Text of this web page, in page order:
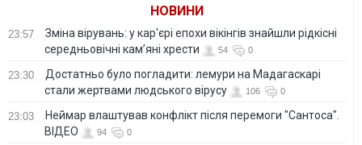
НОВИНИ
23:57
Зміна вірувань: у кар'єрі епохи вікінгів знайшли рідкісні
середньовічні кам’яні хрести
54 0
23:30
Достатньо було погладити: лемури на Мадагаскарі
стали жертвами людського вірусу
106 0
23:03
Неймар влаштував конфлікт після перемоги "Сантоса".
ВІДЕО
94 0